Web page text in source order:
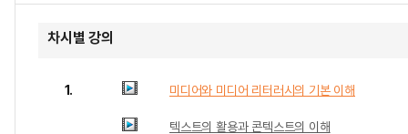
차시별 강의
1. 미디어와 미디어 리터러시의 기본 이해
텍스트의 활용과 콘텍스트의 이해